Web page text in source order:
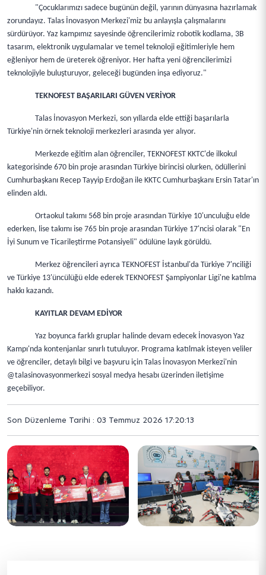
"Çocuklarımızı sadece bugünün değil, yarının dünyasına hazırlamak
zorundayız. Talas İnovasyon Merkezi'miz bu anlayışla çalışmalarını
sürdürüyor. Yaz kampımız sayesinde öğrencilerimiz robotik kodlama, 3B
tasarım, elektronik uygulamalar ve temel teknoloji eğitimleriyle hem
eğleniyor hem de üreterek öğreniyor. Her hafta yeni öğrencilerimizi
teknolojiyle buluşturuyor, geleceği bugünden inşa ediyoruz."
TEKNOFEST BAŞARILARI GÜVEN VERİYOR
Talas İnovasyon Merkezi, son yıllarda elde ettiği başarılarla
Türkiye'nin örnek teknoloji merkezleri arasında yer alıyor.
Merkezde eğitim alan öğrenciler, TEKNOFEST KKTC'de ilkokul
kategorisinde 670 bin proje arasından Türkiye birincisi olurken, ödüllerini
Cumhurbaşkanı Recep Tayyip Erdoğan ile KKTC Cumhurbaşkanı Ersin Tatar'ın
elinden aldı.
Ortaokul takımı 568 bin proje arasından Türkiye 10'unculuğu elde
ederken, lise takımı ise 765 bin proje arasından Türkiye 17'ncisi olarak "En
İyi Sunum ve Ticarileştirme Potansiyeli" ödülüne layık görüldü.
Merkez öğrencileri ayrıca TEKNOFEST İstanbul'da Türkiye 7'nciliği
ve Türkiye 13'üncülüğü elde ederek TEKNOFEST Şampiyonlar Ligi'ne katılma
hakkı kazandı.
KAYITLAR DEVAM EDİYOR
Yaz boyunca farklı gruplar halinde devam edecek İnovasyon Yaz
Kampı'nda kontenjanlar sınırlı tutuluyor. Programa katılmak isteyen veliler
ve öğrenciler, detaylı bilgi ve başvuru için Talas İnovasyon Merkezi'nin
@talasinovasyonmerkezi sosyal medya hesabı üzerinden iletişime
geçebiliyor.
Son Düzenleme Tarihi : 03 Temmuz 2026 17:20:13